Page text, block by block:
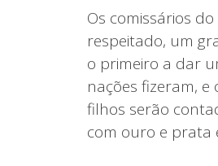
Os comissários
respeitado, um
o primeiro a dar
nações fizeram, e
filhos serão
com ouro e prata